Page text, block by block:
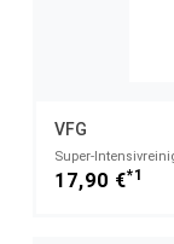
VFG
Super-
17,90 €*1